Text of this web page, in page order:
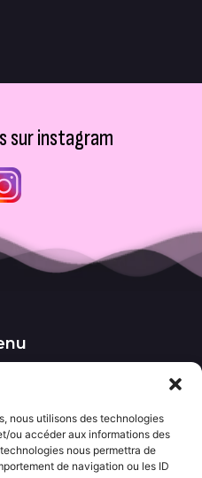
nous utilisons des technologies
ou accéder aux informations des
nous permettra de
de navigation ou les ID
sur instagram